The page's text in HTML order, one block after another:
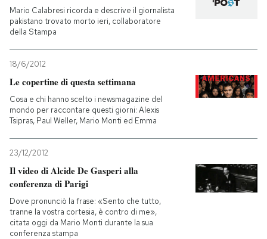
Mario Calabresi ricorda e descrive il giornalista
pakistano trovato morto ieri, collaboratore
della Stampa
18/6/2012
Le copertine di questa settimana
Cosa e chi hanno scelto i newsmagazine del
mondo per raccontare questi giorni: Alexis
Tsipras, Paul Weller, Mario Monti ed Emma
23/12/2012
Il video di Alcide De Gasperi alla
conferenza di Parigi
Dove pronunciò la frase: «Sento che tutto,
tranne la vostra cortesia, è contro di me»,
citata oggi da Mario Monti durante la sua
conferenza stampa